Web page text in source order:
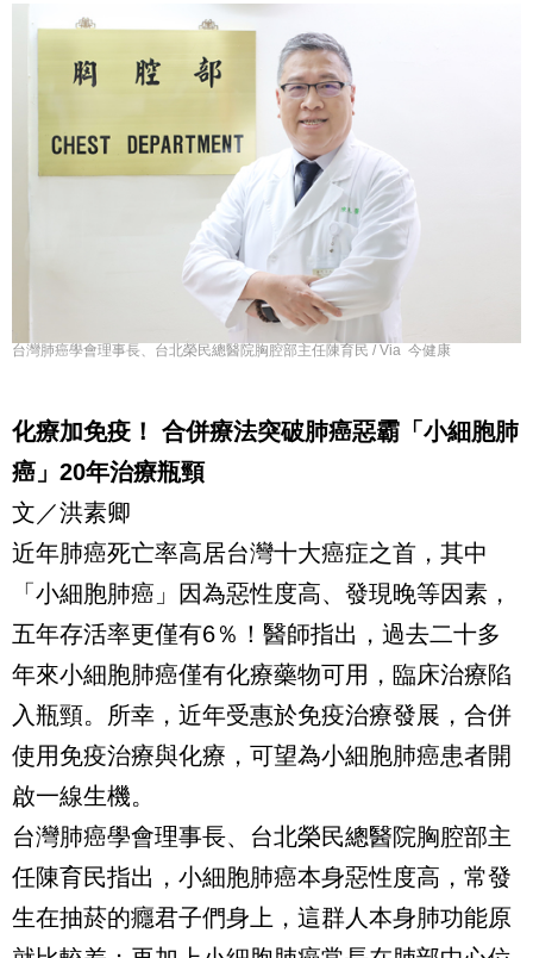
台灣肺癌學會理事長、台北榮民總醫院胸腔部主任陳育民 / Via 今健康
化療加免疫！ 合併療法突破肺癌惡霸「小細胞肺
癌」 20年治療瓶頸
文／洪素卿
近年肺癌死亡率高居台灣十大癌症之首，其中
「小細胞肺癌」因為惡性度高、發現晚等因素，
五年存活率更僅有6％！醫師指出，過去二十多
年來小細胞肺癌僅有化療藥物可用，臨床治療陷
入瓶頸。所幸，近年受惠於免疫治療發展，合併
使用免疫治療與化療，可望為小細胞肺癌患者開
啟一線生機。
台灣肺癌學會理事長、台北榮民總醫院胸腔部主
任陳育民指出，小細胞肺癌本身惡性度高，常發
生在抽菸的癮君子們身上，這群人本身肺功能原